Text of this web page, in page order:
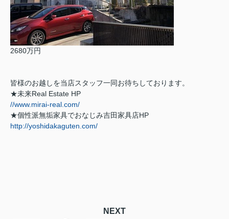
2680万円
皆様のお越しを当店スタッフ一同お待ちしております。
★未来Real Estate HP
//www.mirai-real.com/
★個性派無垢家具でおなじみ吉田家具店HP
http://yoshidakaguten.com/
NEXT